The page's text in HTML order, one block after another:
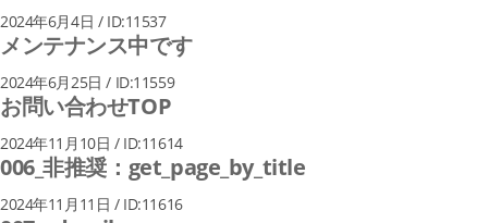
2024年6月4日 / ID:11537
メンテナンス中です
2024年6月25日 / ID:11559
お問い合わせTOP
2024年11月10日 / ID:11614
006_非推奨：get_page_by_title
2024年11月11日 / ID:11616